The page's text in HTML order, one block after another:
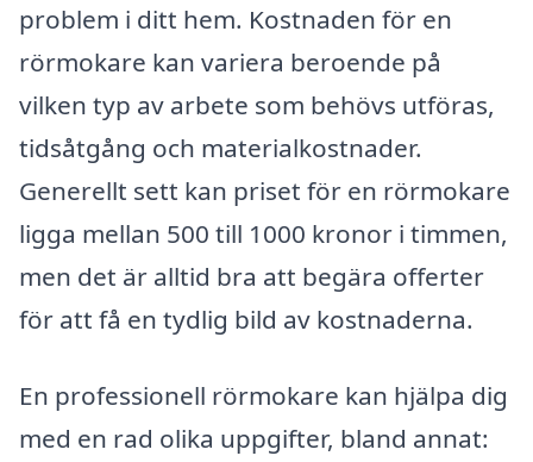
problem i ditt hem. Kostnaden för en
rörmokare kan variera beroende på
vilken typ av arbete som behövs utföras,
tidsåtgång och materialkostnader.
Generellt sett kan priset för en rörmokare
ligga mellan 500 till 1000 kronor i timmen,
men det är alltid bra att begära offerter
för att få en tydlig bild av kostnaderna.
En professionell rörmokare kan hjälpa dig
med en rad olika uppgifter, bland annat: